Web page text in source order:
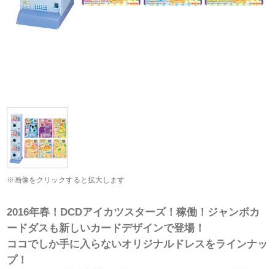
※画像をクリックすると拡大します
2016年春！DCDアイカツスターズ！稼働！ジャンボカ
ードダスも新しいカードデザインで登場！
ココでしか手に入らないオリジナルドレスをラインナッ
プ！